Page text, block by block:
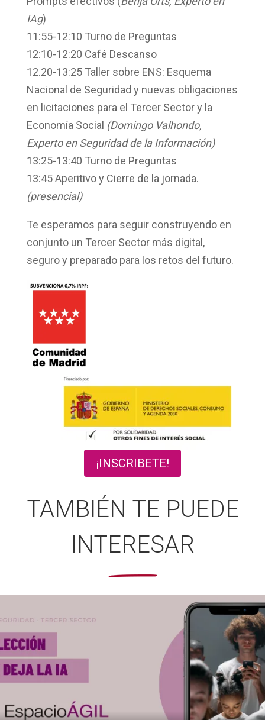
IAg)
11:55-12:10 Turno de Preguntas
12:10-12:20 Café Descanso
12.20-13:25Taller sobre ENS: Esquema
Nacional de Seguridad y nuevas obligaciones
en licitaciones para el Tercer Sector y la
Economía Social (Domingo Valhondo,
Experto en Seguridad de la Información)
13:25-13:40 Turno de Preguntas
13:45Aperitivo y Cierre de la jornada.
(presencial)
Te esperamos para seguir construyendo en
conjunto un Tercer Sector más digital,
seguro y preparado para los retos del futuro.
¡INSCRIBETE!
TAMBIÉN TE PUEDE
INTERESAR